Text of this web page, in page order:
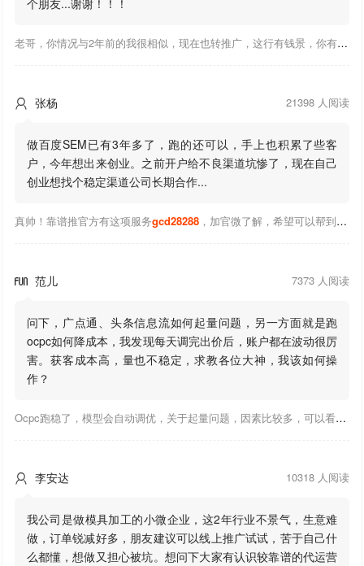
个朋友...谢谢！！！
老哥，你情况与2年前的我很相似，现在也转推广，这行有钱景，你有基础上手会比较快，不必担心。至于学竞价还是信息流哪个好，我是信息流广告入手，现在迷上靠谱推关注大神们的营销推广干货。有空你也可多泡下这站，真能学到不少东西；希望可以帮到你！
 张杨 21398 人阅读
做百度SEM已有3年多了，跑的还可以，手上也积累了些客
户，今年想出来创业。之前开户给不良渠道坑惨了，现在自己
创业想找个稳定渠道公司长期合作...
真帅！靠谱推官方有这项服务gcd28288，加官微了解，希望可以帮到你！
 范儿 7373 人阅读
问下，广点通、头条信息流如何起量问题，另一方面就是跑
ocpc如何降成本，我发现每天调完出价后，账户都在波动很厉
害。获客成本高，量也不稳定，求教各位大神，我该如何操
作？
Ocpc跑稳了，模型会自动调优，关于起量问题，因素比较多，可以看下靠谱推大神出的干货文章，都是经验总结，应该可以找到对应解决。
 李安达 10318 人阅读
我公司是做模具加工的小微企业，这2年行业不景气，生意难
做，订单锐减好多，朋友建议可以线上推广试试，苦于自己什
么都懂，想做又担心被坑。想问下大家有认识较靠谱的代运营